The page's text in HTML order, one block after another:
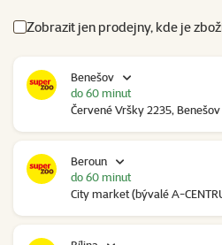
Zobrazit jen prodejny, kde je
Benešov
Červené Vršky 2235, Benešov
do 60 minut
Beroun
City market (bývalé A-
do 60 minut